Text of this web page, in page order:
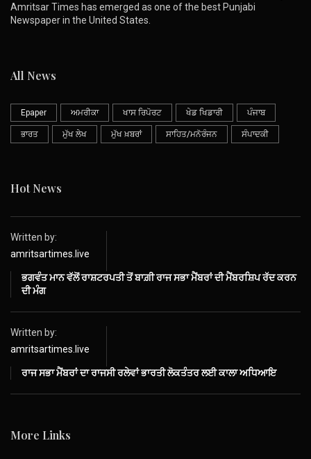
Amritsar Times has emerged as one of the best Punjabi
Newspaper in the United States.
All News
Epaper ਅਮਰੀਕਾ ਖਾਸ ਰਿਪੋਰਟ ਖੇਡ ਖਿਡਾਰੀ ਪੰਜਾਬ
ਭਾਰਤ ਮੁੱਖ ਲੇਖ ਮੁੱਖ ਖ਼ਬਰਾਂ ਸਾਹਿਤ/ਮਨੋਰੰਜਨ ਸੰਪਾਦਕੀ
Hot News
Written by:
amritsartimes.live
ਭਗਵੰਤ ਮਾਨ ਵੱਲੋਂ ਰਾਸ਼ਟਰਪਤੀ ਤੋਂ ਬਾਗ਼ੀ ਰਾਜ ਸਭਾ ਮੈਂਬਰਾਂ ਦੀ ਮੈਂਬਰਸ਼ਿਪ ਰੱਦ ਕਰਨ
ਦੀ ਮੰਗ
Written by:
amritsartimes.live
ਰਾਜ ਸਭਾ ਮੈਂਬਰਾਂ ਦਾ ਰਾਜਸੀ ਰਲੇਵਾਂ ਭਾਰਤੀ ਲੋਕਤੰਤਰ ਲਈ ਕਾਲਾ ਅਧਿਆਇ
More Links